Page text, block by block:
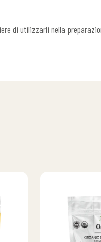
di utilizzarli nella